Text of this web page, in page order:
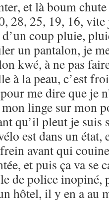
et là boum
28, 25, 19, 16,
coup pluie,
un pantalon, je
kwé, à ne pas
à la peau, c’est
me dire que je
linge sur mon
qu’il pleut je suis
est dans un
avant qui
et puis ça va se
de police inopiné,
hôtel, il y en a au